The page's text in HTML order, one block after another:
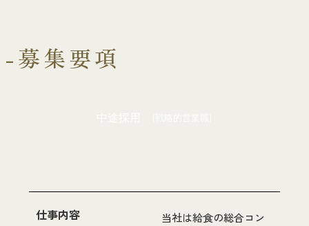
-募集要項
仕事内容
当社は給食の総合コン